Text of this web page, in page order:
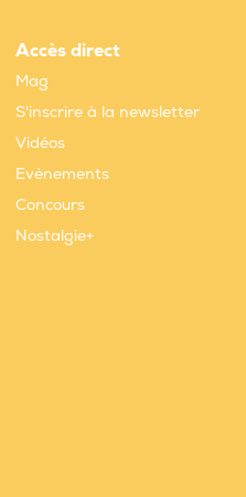
Accès direct
Mag
S'inscrire à la newsletter
Vidéos
Evènements
Concours
Nostalgie+